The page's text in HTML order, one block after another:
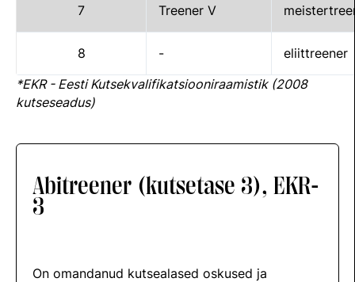
HOBUSTE HEAOLU
TURVALINE SPORT
AUSA MÄNGU PÕHIMÕTTED
Välisvõistlustel Osaleja Meelespea
Regulatsioonid
Võistluskalender
Võistlussarjad
Edetabelid
Ametnikud
Komitee
7 Treener V
8 -
eliittreener
*EKR - Eesti Kutsekvalifikatsiooniraamistik (2008
kutseseadus)
Abitreener (kutsetase 3), EKR-
3
On omandanud kutsealased oskused ja